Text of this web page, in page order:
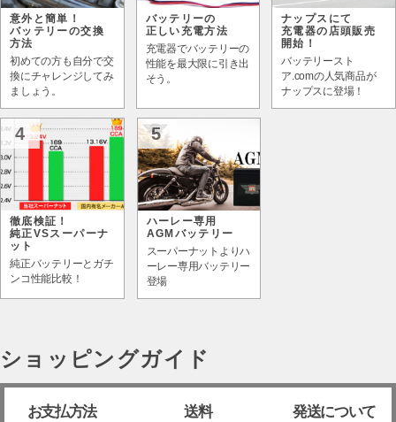
意外と簡単！
バッテリーの交換
方法
初めての方も自分で交
換にチャレンジしてみ
ましょう。
バッテリーの
正しい充電方法
充電器でバッテリーの
性能を最大限に引き出
そう。
ナップスにて
充電器の店頭販売
開始！
バッテリースト
ア.comの人気商品が
ナップスに登場！
4
徹底検証！
純正VSスーパーナ
ット
純正バッテリーとガチ
ンコ性能比較！
5
ハーレー専用
AGMバッテリー
スーパーナットよりハ
ーレー専用バッテリー
登場
ショッピングガイド
お支払方法 送料 発送について